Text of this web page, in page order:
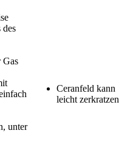
des
Gas
unter
Ceranfeld kann
leicht zerkratzen